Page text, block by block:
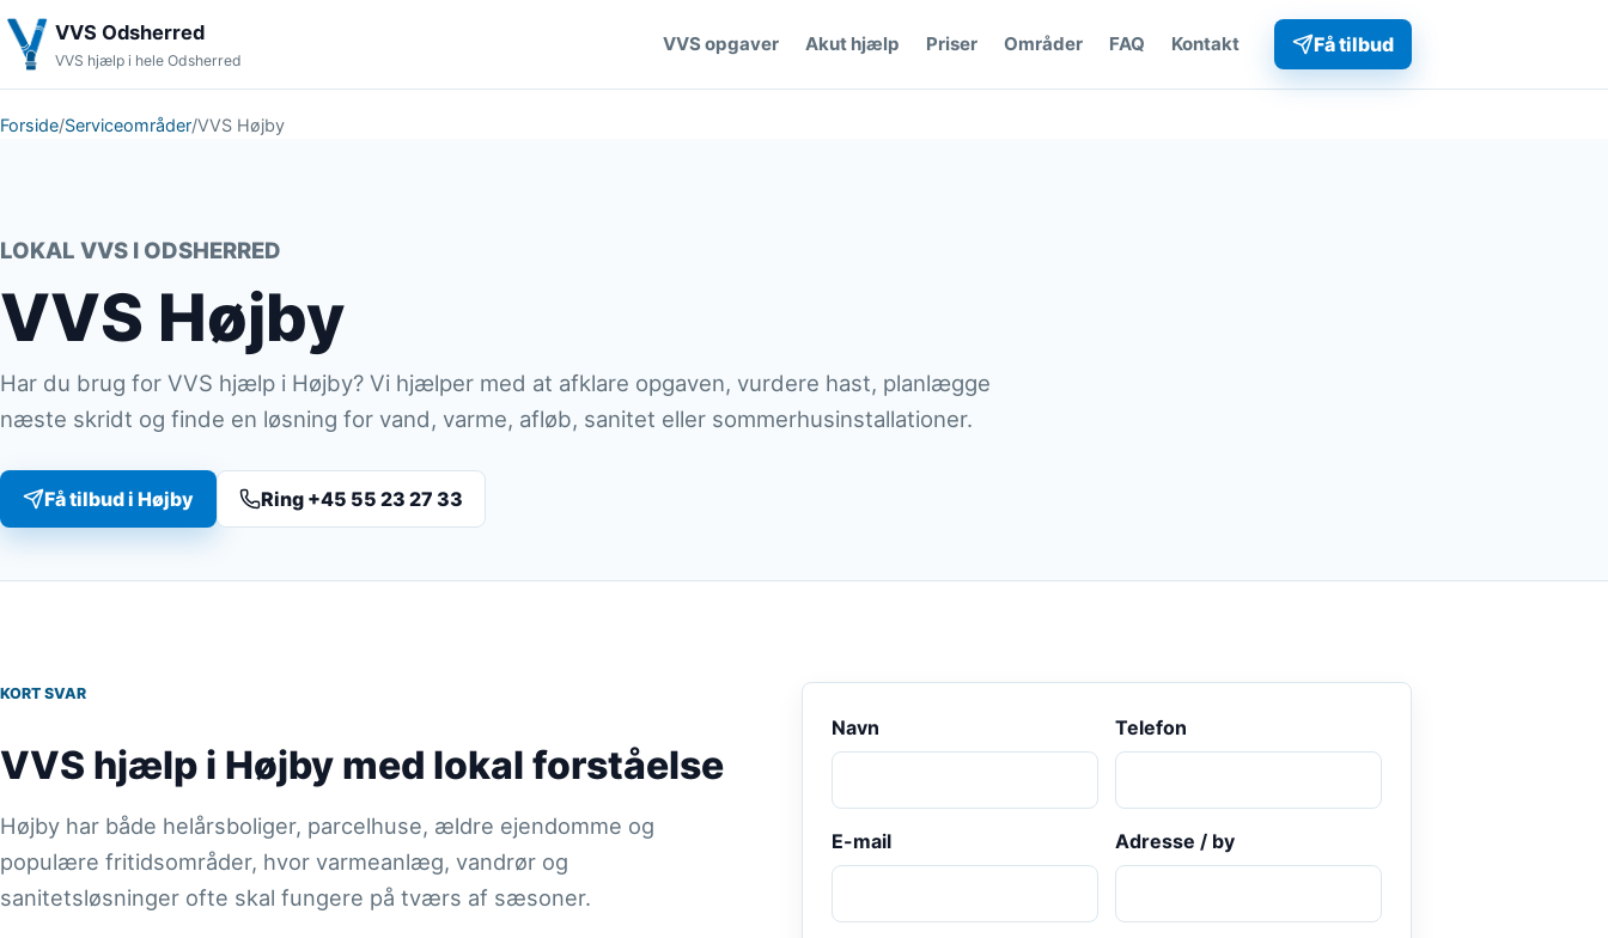
VVS Odsherred
VVS hjælp i hele Odsherred
VVS opgaver Akut hjælp Priser Områder FAQ Kontakt Få tilbud
Forside/Serviceområder/VVS Højby
LOKAL VVS I ODSHERRED
VVS Højby
Har du brug for VVS hjælp i Højby? Vi hjælper med at afklare opgaven, vurdere hast, planlægge
næste skridt og finde en løsning for vand, varme, afløb, sanitet eller sommerhusinstallationer.
Få tilbud i Højby Ring +45 55 23 27 33
KORT SVAR
VVS hjælp i Højby med lokal forståelse
Højby har både helårsboliger, parcelhuse, ældre ejendomme og
populære fritidsområder, hvor varmeanlæg, vandrør og
sanitetsløsninger ofte skal fungere på tværs af sæsoner.
Navn Telefon
E-mail Adresse / by